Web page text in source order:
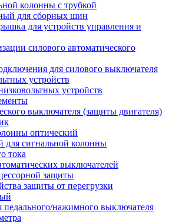
колонны с трубкой
для сборных шин
для устройств управления и
силового автоматического
для силового выключателя
устройств
устройств
выключателя (защиты двигателя)
оптический
сигнальной колонны
тока
выключателей
защиты
защиты от перегрузки
педального/нажимного выключателя